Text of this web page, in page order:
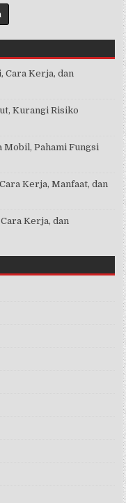
Cara Kerja, dan
Kurangi Risiko
Pahami Fungsi
Kerja, Manfaat, dan
Kerja, dan